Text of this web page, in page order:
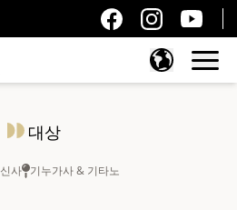
대상
사 기누가사 & 기타노